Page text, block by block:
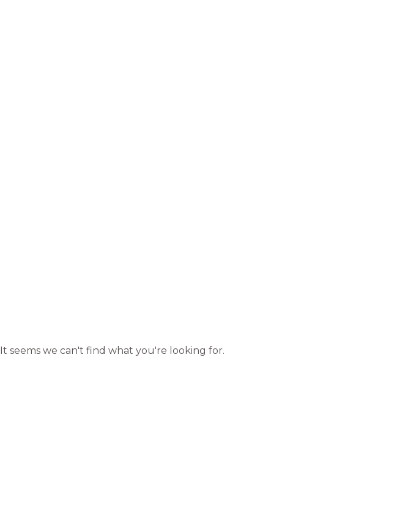
It seems we can't find what you're looking for.